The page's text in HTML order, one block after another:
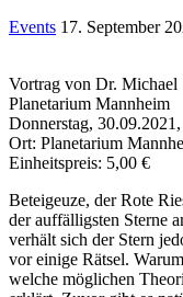
Events 17. September
Vortrag von Dr. Michael
Planetarium Mannheim
Donnerstag,
Ort: Planetarium
Einheitspreis: 5,00 €
Beteigeuze, der Rote
der auffälligsten Sterne
verhält sich der Stern
vor einige Rätsel.
welche möglichen